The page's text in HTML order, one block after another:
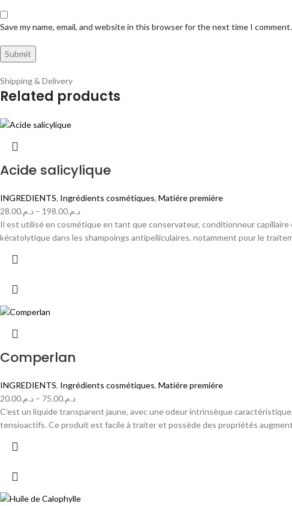
Save my name, email, and website in this browser for the next time I comment.
Shipping & Delivery
Related products
Acide salicylique
INGREDIENTS, Ingrédients cosmétiques, Matiére premiére
د.م.28.00 – د.م.198.00
Il est utilisé en cosmétique en tant que conservateur, conditionneur
kératolytique dans les shampoings antipelliculaires, notamment pour le
Comperlan
INGREDIENTS, Ingrédients cosmétiques, Matiére premiére
د.م.20.00 – د.م.75.00
C’est un liquide transparent jaune, avec une odeur intrinsèque
tensioactifs. Ce produit est facile à traiter et possède des propriétés